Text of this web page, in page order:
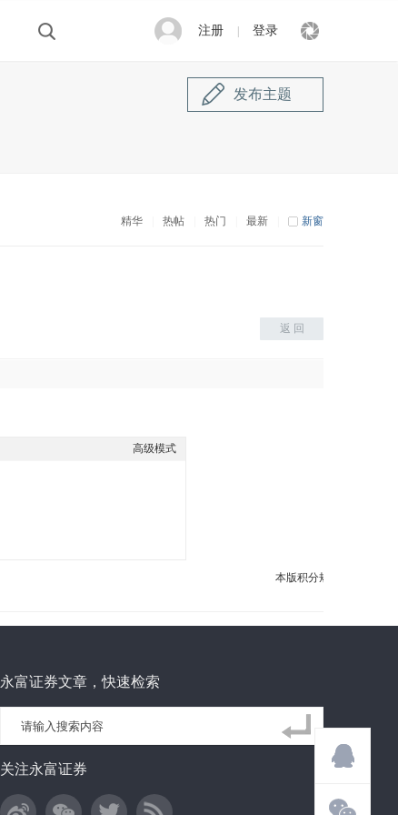
注册 登录
发布主题
新窗
最新
热门
热帖
精华
返 回
高级模式
本版积分规则
永富证券文章，快速检索
关注永富证券